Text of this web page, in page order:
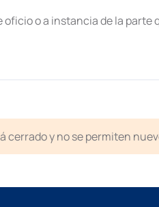
o a instancia de la parte
cerrado y no se permiten